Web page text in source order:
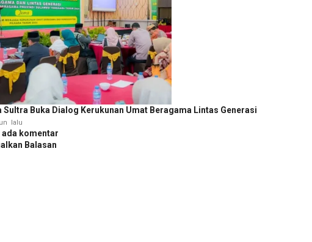
Sultra Buka Dialog Kerukunan Umat Beragama Lintas Generasi
lalu
komentar
Balasan